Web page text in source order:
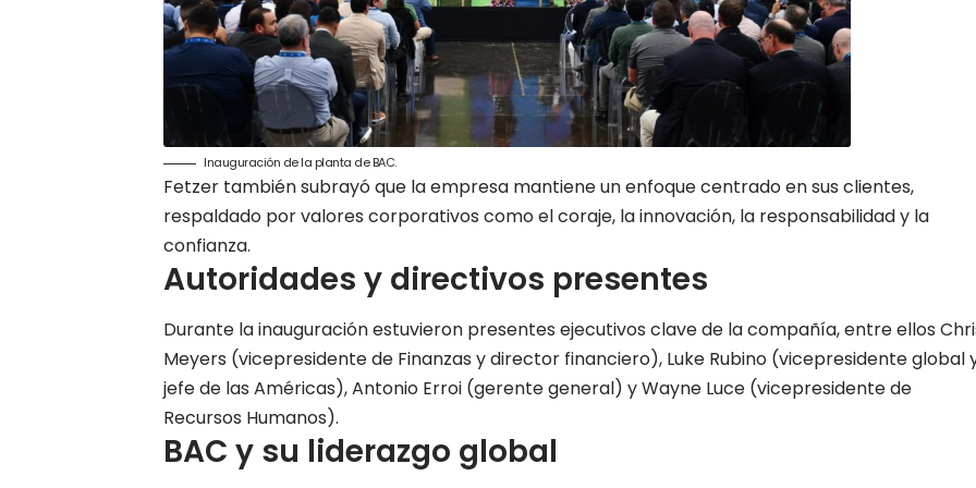
Inauguración de la planta de BAC.
Fetzer también subrayó que la empresa mantiene un enfoque centrado en sus clientes,
respaldado por valores corporativos como el coraje, la innovación, la responsabilidad y la
confianza.
Autoridades y directivos presentes
Durante la inauguración estuvieron presentes ejecutivos clave de la compañía, entre ellos
Meyers (vicepresidente de Finanzas y director financiero), Luke Rubino (vicepresidente global
jefe de las Américas), Antonio Erroi (gerente general) y Wayne Luce (vicepresidente de
Recursos Humanos).
BAC y su liderazgo global